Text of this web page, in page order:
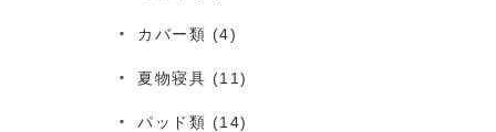
カバー類 (4)
夏物寝具 (11)
パッド類 (14)